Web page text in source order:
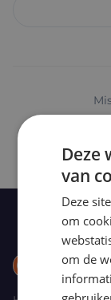
Deze
van
Deze
om
om de